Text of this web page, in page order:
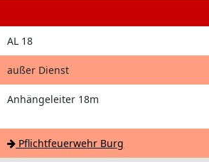
AL 18
außer Dienst
Anhängeleiter 18m
Pflichtfeuerwehr Burg